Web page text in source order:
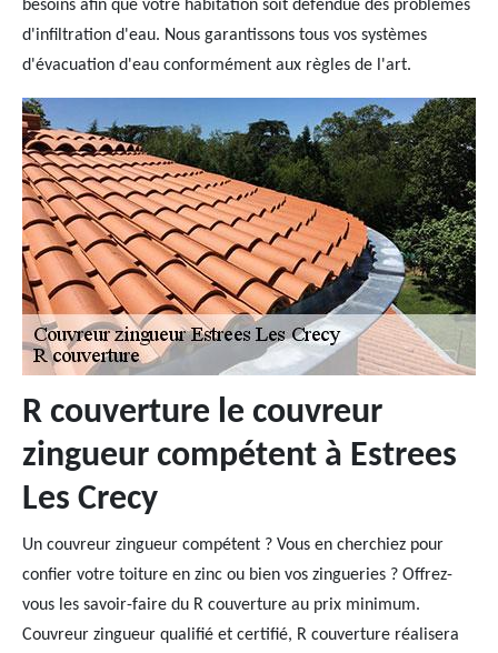
besoins afin que votre habitation soit défendue des problèmes
d'infiltration d'eau. Nous garantissons tous vos systèmes
d'évacuation d'eau conformément aux règles de l'art.
R couverture le couvreur
zingueur compétent à Estrees
Les Crecy
Un couvreur zingueur compétent ? Vous en cherchiez pour
confier votre toiture en zinc ou bien vos zingueries ? Offrez-
vous les savoir-faire du R couverture au prix minimum.
Couvreur zingueur qualifié et certifié, R couverture réalisera